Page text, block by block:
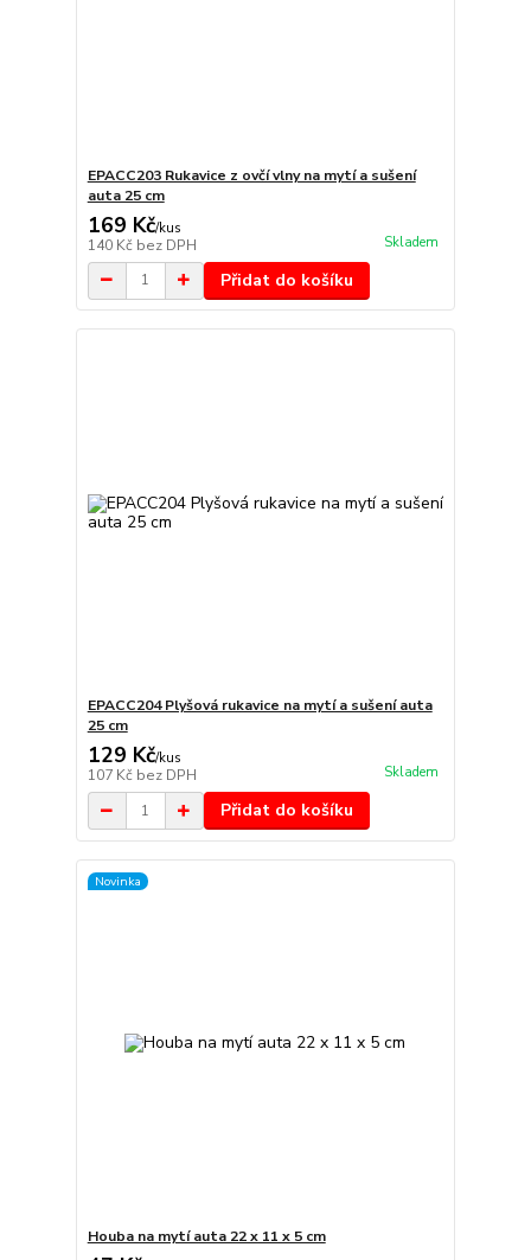
EPACC203 Rukavice z ovčí vlny na mytí a sušení
auta 25 cm
169 Kč/kus
140 Kč bez DPH Skladem
Přidat do košíku
EPACC204 Plyšová rukavice na mytí a sušení auta
25 cm
129 Kč/kus
107 Kč bez DPH Skladem
Přidat do košíku
Novinka
Houba na mytí auta 22 x 11 x 5 cm